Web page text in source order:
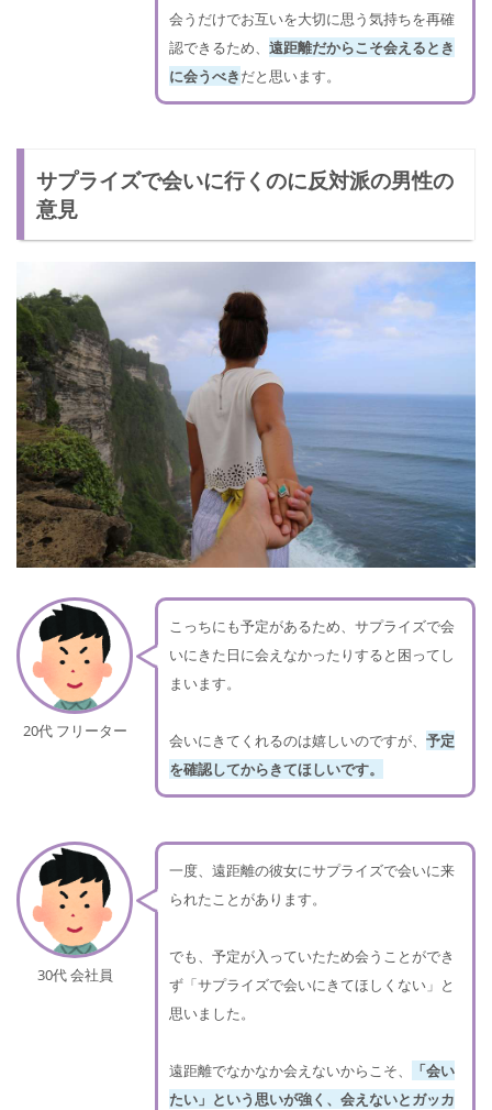
会うだけでお互いを大切に思う気持ちを再確
認できるため、 遠距離だからこそ会えるとき
に会うべきだと思います。
サプライズで会いに行くのに反対派の男性の
意見
20代 フリーター
こっちにも予定があるため、サプライズで会
いにきた日に会えなかったりすると困ってし
まいます。
会いにきてくれるのは嬉しいのですが、 予定
を確認してからきてほしいです。
30代 会社員
一度、遠距離の彼女にサプライズで会いに来
られたことがあります。
でも、予定が入っていたため会うことができ
ず「サプライズで会いにきてほしくない」と
思いました。
遠距離でなかなか会えないからこそ、
「会い
たい」という思いが強く、会えないとガッカ